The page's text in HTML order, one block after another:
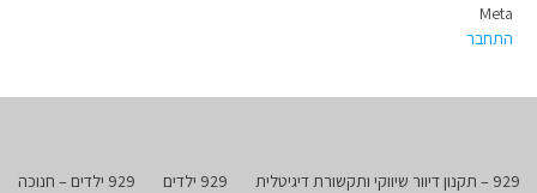
Meta
התחבר
929 – תקנון דיוור שיווקי ותקשורת דיגיטלית 929 ילדים
929 ילדים – חנוכה